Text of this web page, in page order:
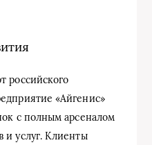
российского
«Айгенис»
с полным арсеналом
и услуг. Клиенты